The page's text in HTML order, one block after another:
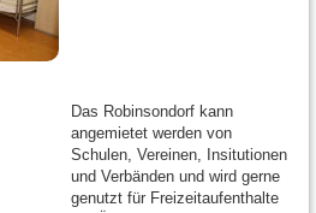
Das Robinsondorf kann
angemietet werden von
Schulen, Vereinen, Insitutionen
und Verbänden und wird gerne
genutzt für Freizeitaufenthalte